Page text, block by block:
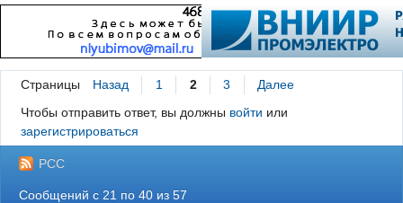
Страницы Назад 1 2 3
Далее
Чтобы отправить ответ, вы должны войти или
зарегистрироваться
РСС
Сообщений с 21 по 40 из 57